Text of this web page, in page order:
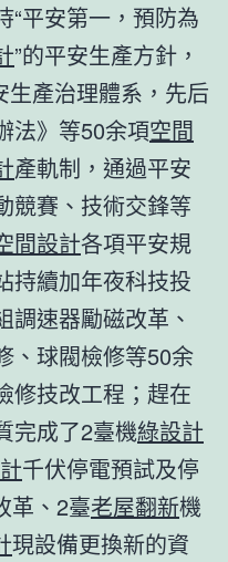
“平安第一，預防為
”的平安生產方針，
生產治理體系，先后
法》等50余項空間
產軌制，通過平安
競賽、技術交鋒等
間設計各項平安規
持續加年夜科技投
調速器勵磁改革、
、球閥檢修等50余
修技改工程；趕在
完成了2臺機綠設計
千伏停電預試及停
革、2臺老屋翻新機
現設備更換新的資